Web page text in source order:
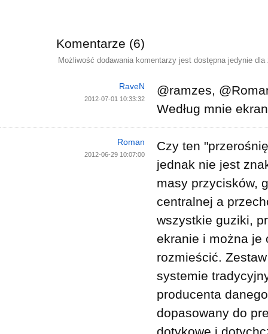
Komentarze (6)
Możliwość dodawania komentarzy jest dostępna jedynie
RaveN
2012-07-01 10:33:32
@ramzes,
Według mnie
Roman
2012-06-29 10:07:00
Czy ten
jednak nie jest
masy przycisków,
centralnej a
wszystkie guziki,
ekranie i można je
rozmieścić.
systemie
producenta
dopasowany do